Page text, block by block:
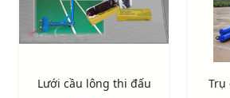
Lưới cầu lông thi đấu Trụ